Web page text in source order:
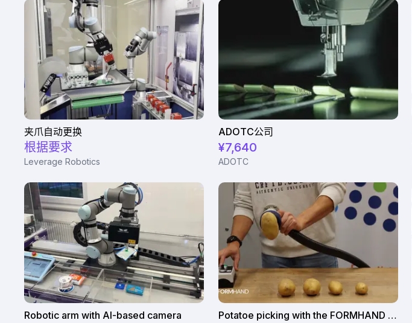
夹爪自动更换
根据要求
Leverage Robotics
ADOTC公司
¥7,640
ADOTC
Robotic arm with AI-based camera Potatoe picking with the FORMHAND Gripper